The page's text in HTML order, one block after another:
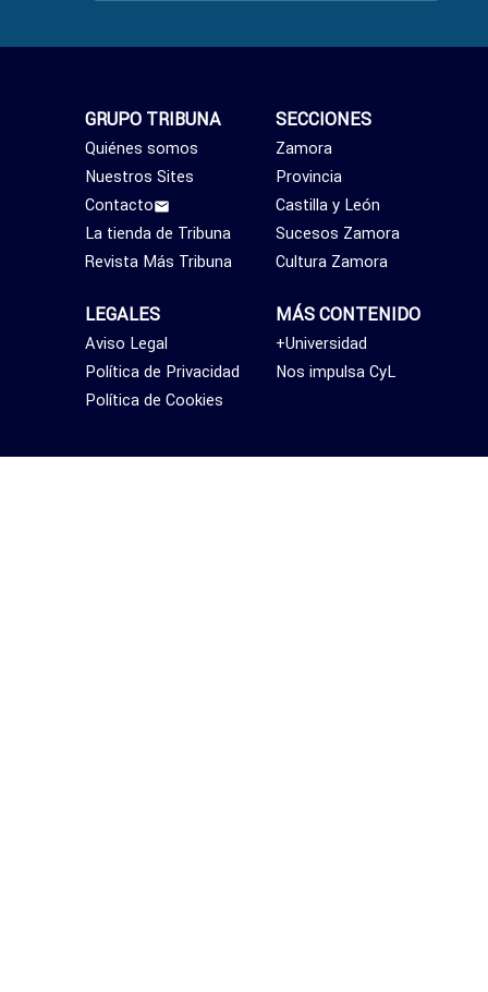
SECCIONES
Zamora
Provincia
Castilla y León
Sucesos Zamora
Cultura Zamora
MÁS CONTENIDO
+Universidad
Nos impulsa CyL
GRUPO TRIBUNA
Quiénes somos
Nuestros Sites
Contacto
La tienda de Tribuna
Revista Más Tribuna
LEGALES
Aviso Legal
Política de Privacidad
Política de Cookies